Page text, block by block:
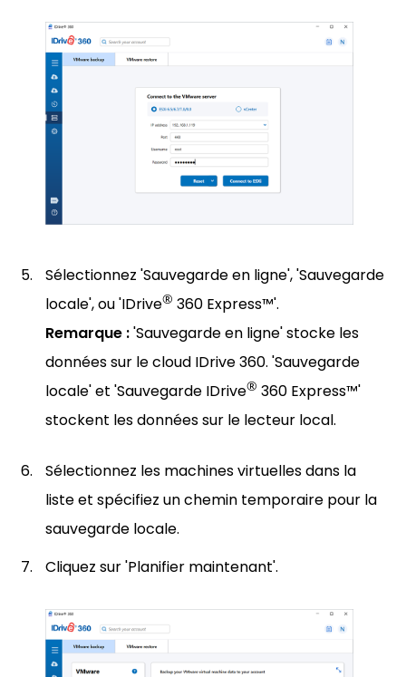
Sélectionnez 'Sauvegarde en ligne', 'Sauvegarde
locale', ou 'IDrive® 360 Express™'.
Remarque :'Sauvegarde en ligne' stocke les
données sur le cloud IDrive 360. 'Sauvegarde
locale' et 'Sauvegarde IDrive® 360 Express™'
stockent les données sur le lecteur local.
Sélectionnez les machines virtuelles dans la
liste et spécifiez un chemin temporaire pour la
sauvegarde locale.
Cliquez sur 'Planifier maintenant'.